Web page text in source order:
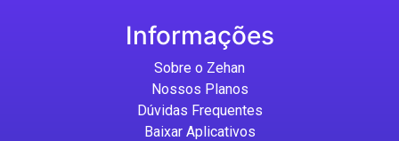
Informações
Sobre o Zehan
Nossos Planos
Dúvidas Frequentes
Baixar Aplicativos